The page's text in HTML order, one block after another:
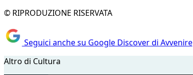
© RIPRODUZIONE RISERVATA
Seguici anche su Google Discover di Avvenire
Altro di Cultura